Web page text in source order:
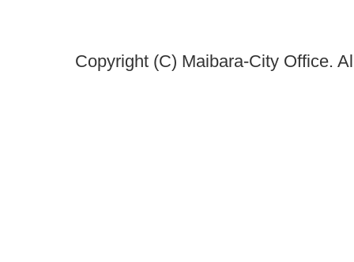
Copyright (C) Maibara-City Office.